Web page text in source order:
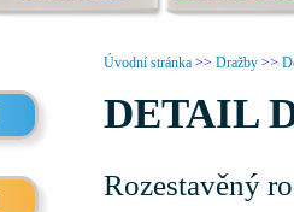
Úvodní stránka >> Dražby >>
DETAIL
Rozestavěný